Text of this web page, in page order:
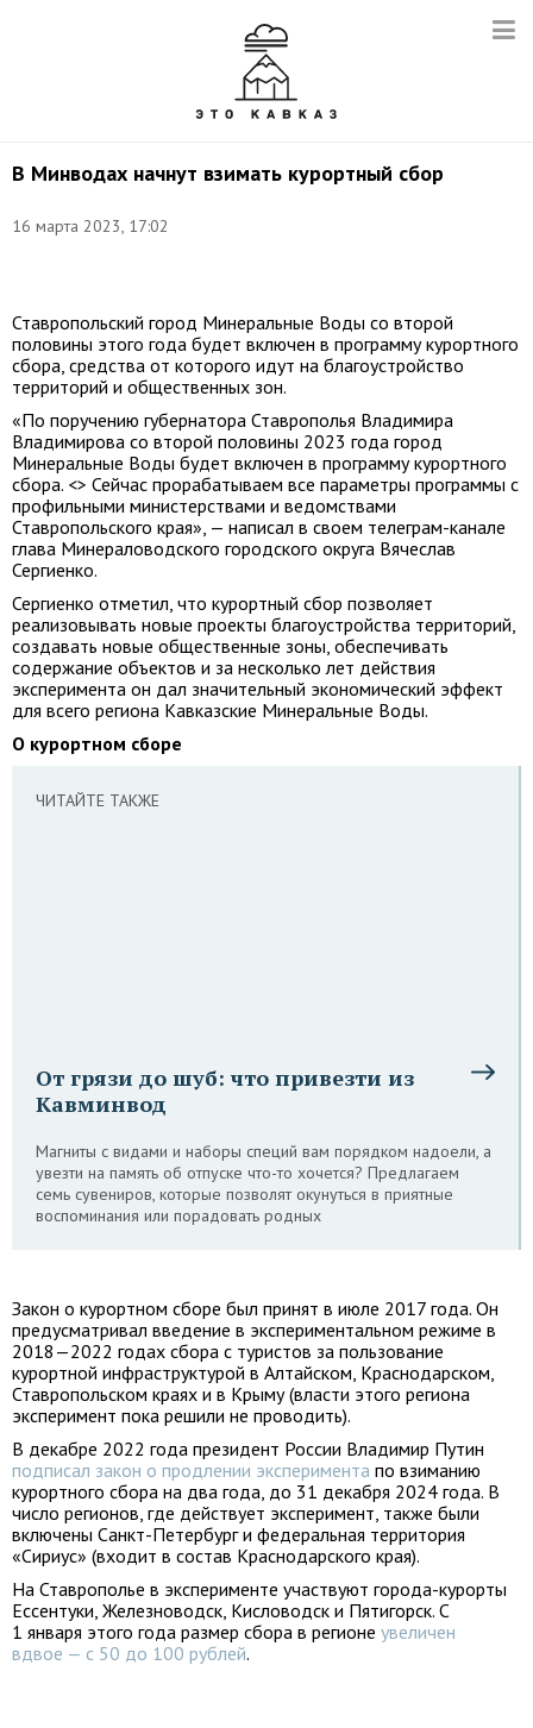
В Минводах начнут взимать курортный сбор
16 марта 2023, 17:02
Ставропольский город Минеральные Воды со второй
половины этого года будет включен в программу курортного
сбора, средства от которого идут на благоустройство
территорий и общественных зон.
«По поручению губернатора Ставрополья Владимира
Владимирова со второй половины 2023 года город
Минеральные Воды будет включен в программу курортного
сбора. <> Сейчас прорабатываем все параметры программы с
профильными министерствами и ведомствами
Ставропольского края», — написал в своем телеграм-канале
глава Минераловодского городского округа Вячеслав
Сергиенко.
Сергиенко отметил, что курортный сбор позволяет
реализовывать новые проекты благоустройства территорий,
создавать новые общественные зоны, обеспечивать
содержание объектов и за несколько лет действия
эксперимента он дал значительный экономический эффект
для всего региона Кавказские Минеральные Воды.
О курортном сборе
ЧИТАЙТЕ ТАКЖЕ
От грязи до шуб: что привезти из
Кавминвод
Магниты с видами и наборы специй вам порядком надоели, а
увезти на память об отпуске что-то хочется? Предлагаем
семь сувениров, которые позволят окунуться в приятные
воспоминания или порадовать родных
Закон о курортном сборе был принят в июле 2017 года. Он
предусматривал введение в экспериментальном режиме в
2018—2022 годах сбора с туристов за пользование
курортной инфраструктурой в Алтайском, Краснодарском,
Ставропольском краях и в Крыму (власти этого региона
эксперимент пока решили не проводить).
В декабре 2022 года президент России Владимир Путин
подписал закон о продлении эксперимента по взиманию
курортного сбора на два года, до 31 декабря 2024 года. В
число регионов, где действует эксперимент, также были
включены Санкт-Петербург и федеральная территория
«Сириус» (входит в состав Краснодарского края).
На Ставрополье в эксперименте участвуют города-курорты
Ессентуки, Железноводск, Кисловодск и Пятигорск. С
1 января этого года размер сбора в регионе увеличен
вдвое — с 50 до 100 рублей.